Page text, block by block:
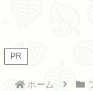
PR
ホーム